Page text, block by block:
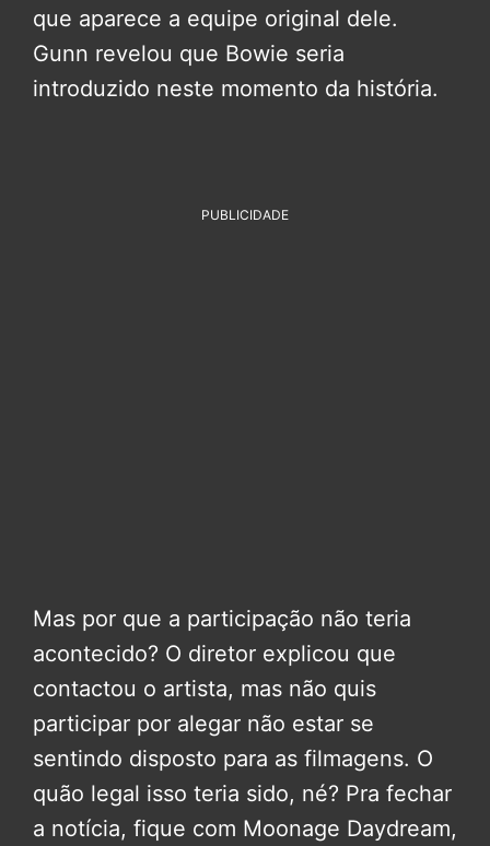
que aparece a equipe original dele.
Gunn revelou que Bowie seria
introduzido neste momento da história.
PUBLICIDADE
Mas por que a participação não teria
acontecido? O diretor explicou que
contactou o artista, mas não quis
participar por alegar não estar se
sentindo disposto para as filmagens. O
quão legal isso teria sido, né? Pra fechar
a notícia, fique com Moonage Daydream,